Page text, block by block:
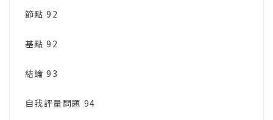
節點 92
基點 92
結論 93
自我評量問題 94